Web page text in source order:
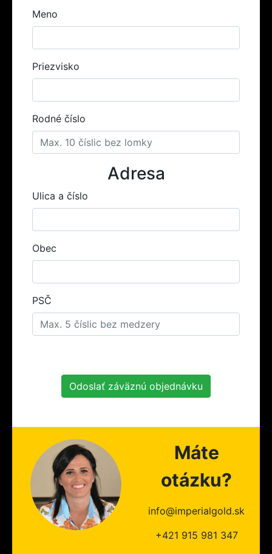
Meno
Priezvisko
Rodné číslo
Adresa
Ulica a číslo
Obec
PSČ
Odoslať záväznú objednávku
Máte
otázku?
info@imperialgold.sk
+421 915 981 347